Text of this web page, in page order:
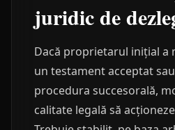
juridic de
Dacă proprietarul inițial a
un testament acceptat
procedura succesorală,
calitate legală să